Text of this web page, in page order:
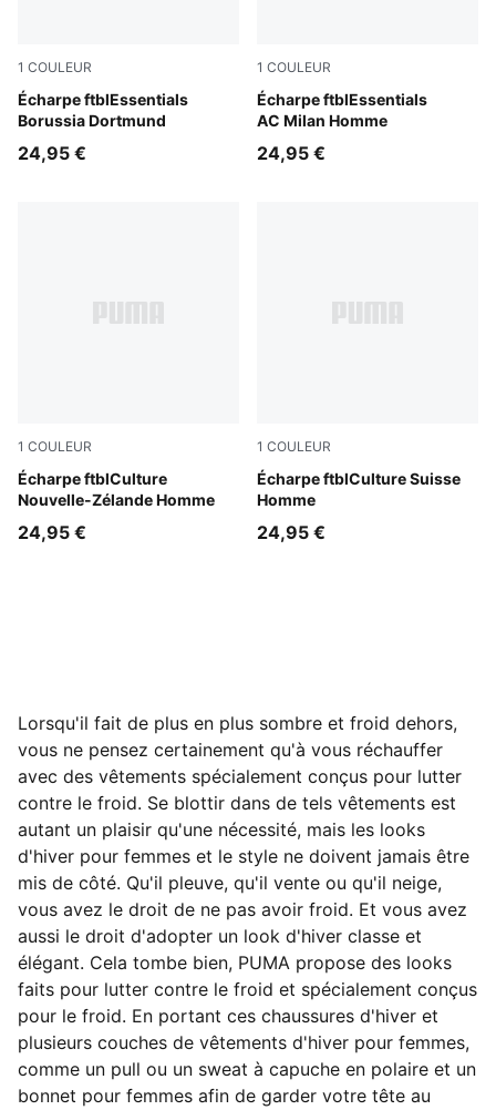
1 COULEUR
Écharpe ftblEssentials
Borussia Dortmund
Faster Yellow-PUMA Black
24,95 €
1 COULEUR
Écharpe ftblEssentials
AC Milan Homme
For All Time Red-PUMA
24,95 €
1 COULEUR
Écharpe ftblCulture
Nouvelle-Zélande Homme
PUMA Black-PUMA White
24,95 €
1 COULEUR
Écharpe ftblCulture Suisse
Homme
PUMA Red-PUMA White
24,95 €
Lorsqu'il fait de plus en plus sombre et froid dehors,
vous ne pensez certainement qu'à vous réchauffer
avec des vêtements spécialement conçus pour lutter
contre le froid. Se blottir dans de tels vêtements est
autant un plaisir qu'une nécessité, mais les looks
d'hiver pour femmes et le style ne doivent jamais être
mis de côté. Qu'il pleuve, qu'il vente ou qu'il neige,
vous avez le droit de ne pas avoir froid. Et vous avez
aussi le droit d'adopter un look d'hiver classe et
élégant. Cela tombe bien, PUMA propose des looks
faits pour lutter contre le froid et spécialement conçus
pour le froid. En portant ces chaussures d'hiver et
plusieurs couches de vêtements d'hiver pour femmes,
comme un pull ou un sweat à capuche en polaire et un
bonnet pour femmes afin de garder votre tête au